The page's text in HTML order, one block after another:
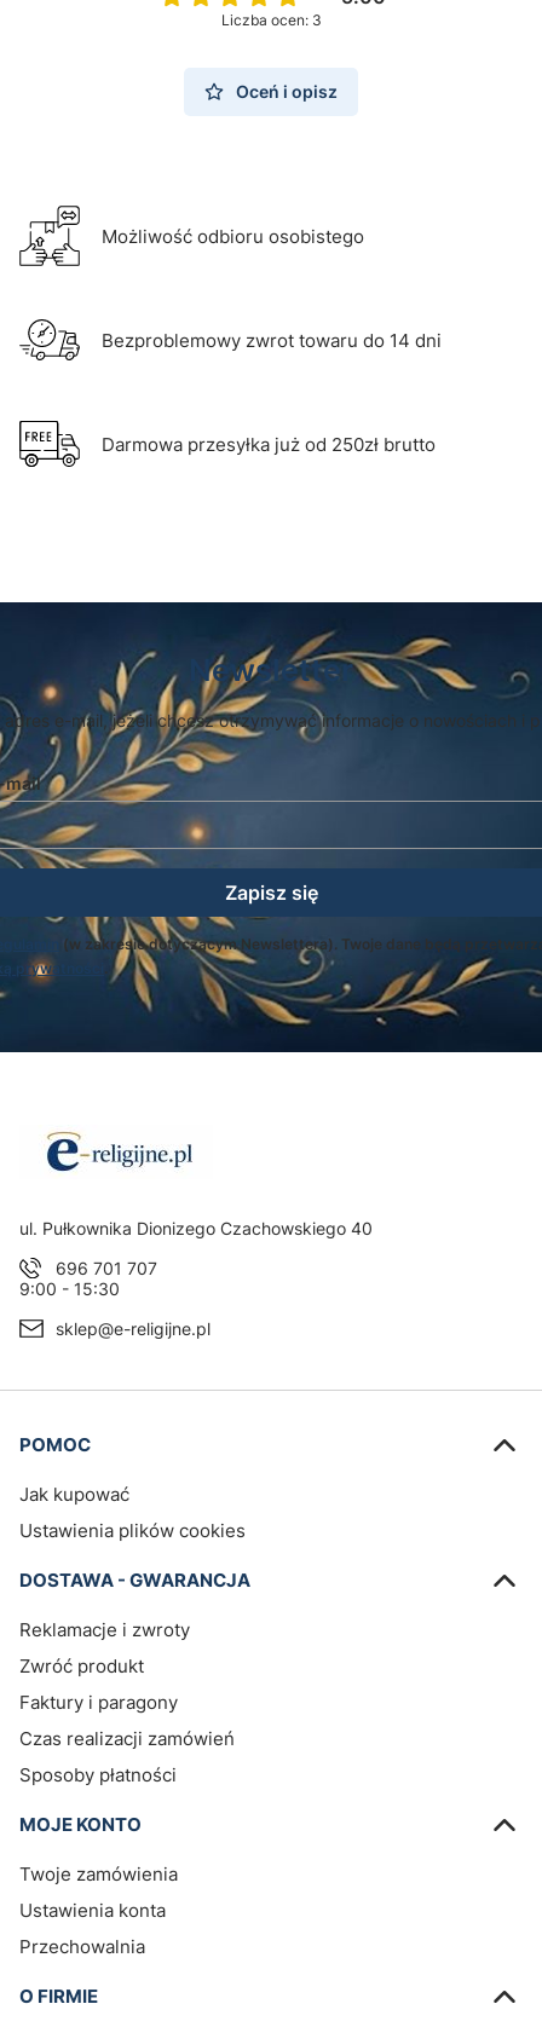
Liczba ocen: 3
Oceń i opisz
Możliwość odbioru osobistego
Bezproblemowy zwrot towaru do 14 dni
Darmowa przesyłka już od 250zł brutto
Newsletter
adres e-mail, jeżeli chcesz otrzymywać informacje o nowościach i
mail
Zapisz się
(w zakresie dotyczącym Newslettera). Twoje dane będą
prywatności .
Adres:
ul. Pułkownika Dionizego Czachowskiego 40
696 701 707
9:00 - 15:30
sklep@e-religijne.pl
Linki w stopce
POMOC
Jak kupować
Ustawienia plików cookies
DOSTAWA - GWARANCJA
Reklamacje i zwroty
Zwróć produkt
Faktury i paragony
Czas realizacji zamówień
Sposoby płatności
MOJE KONTO
Twoje zamówienia
Ustawienia konta
Przechowalnia
O FIRMIE